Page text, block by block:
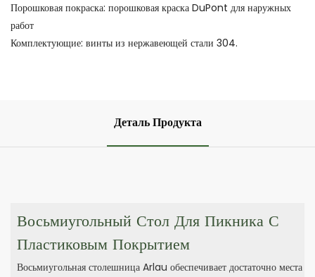
Порошковая покраска: порошковая краска DuPont для наружных
работ
Комплектующие: винты из нержавеющей стали 304.
Деталь Продукта
Восьмиугольный Стол Для Пикника С
Пластиковым Покрытием
Восьмиугольная столешница Arlau обеспечивает достаточно места